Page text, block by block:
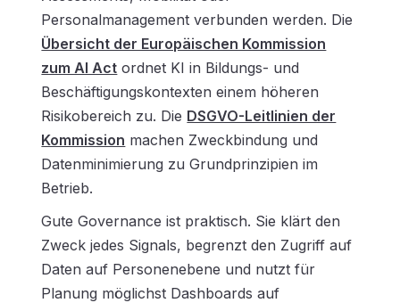
Personalmanagement verbunden werden. Die
Übersicht der Europäischen Kommission
zum AI Act ordnet KI in Bildungs- und
Beschäftigungskontexten einem höheren
Risikobereich zu. Die DSGVO-Leitlinien der
Kommission machen Zweckbindung und
Datenminimierung zu Grundprinzipien im
Betrieb.
Gute Governance ist praktisch. Sie klärt den
Zweck jedes Signals, begrenzt den Zugriff auf
Daten auf Personenebene und nutzt für
Planung möglichst Dashboards auf